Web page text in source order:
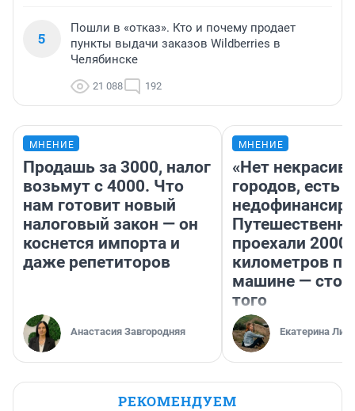
5
Пошли в «отказ». Кто и почему продает
пункты выдачи заказов Wildberries в
Челябинске
21 088 192
МНЕНИЕ
Продашь за 3000, налог
возьмут с 4000. Что
нам готовит новый
налоговый закон — он
коснется импорта и
даже репетиторов
Анастасия Завгородняя
МНЕНИЕ
«Нет
городов, есть
проехали 2000
километров по
машине —
того
Екатерина
РЕКОМЕНДУЕМ